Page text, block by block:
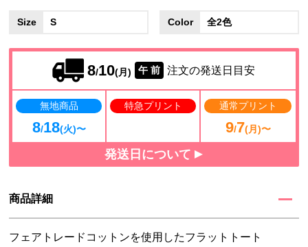
Size S Color 全2色
8/10(月) 午 前 注文の発送日目安
無地商品
8/18(火)〜
特急プリント 通常プリント
9/7(月)〜
発送日について
商品詳細
フェアトレードコットンを使用したフラットトート